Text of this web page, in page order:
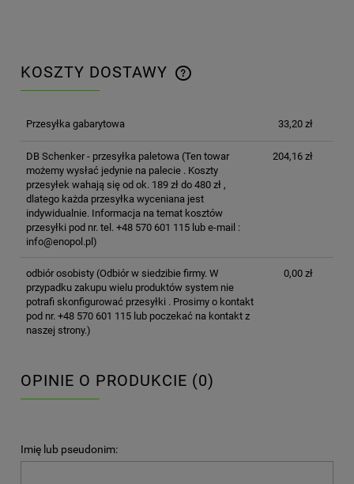
KOSZTY DOSTAWY
CENA NIE ZAWIERA EWENTUALNYCH KOSZTÓW
Przesyłka gabarytowa 33,20 zł
DB Schenker - przesyłka paletowa (Ten towar
możemy wysłać jedynie na palecie . Koszty
przesyłek wahają się od ok. 189 zł do 480 zł ,
dlatego każda przesyłka wyceniana jest
indywidualnie. Informacja na temat kosztów
przesyłki pod nr. tel. +48 570 601 115 lub e-mail :
info@enopol.pl)
204,16 zł
odbiór osobisty(Odbiór w siedzibie firmy. W
przypadku zakupu wielu produktów system nie
potrafi skonfigurować przesyłki . Prosimy o kontakt
pod nr. +48 570 601 115 lub poczekać na kontakt z
naszej strony.)
0,00 zł
OPINIE O PRODUKCIE (0)
Imię lub pseudonim: